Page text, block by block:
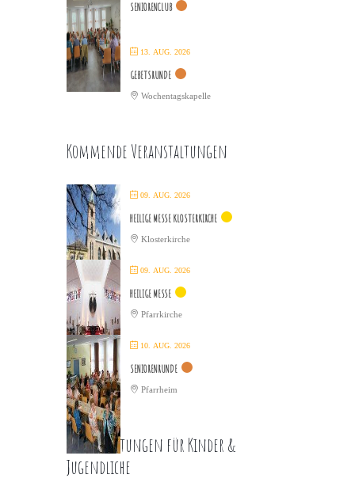
SENIORENCLUB
13. AUG. 2026
GEBETSRUNDE
Wochentagskapelle
Kommende Veranstaltungen
09. AUG. 2026
HEILIGE MESSE KLOSTERKIRCHE
Klosterkirche
09. AUG. 2026
HEILIGE MESSE
Pfarrkirche
10. AUG. 2026
SENIORENRUNDE
Pfarrheim
Veranstaltungen für Kinder &
Jugendliche